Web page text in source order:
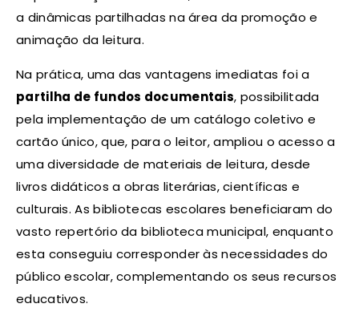
a dinâmicas partilhadas na área da promoção e
animação da leitura.
Na prática, uma das vantagens imediatas foi a
partilha de fundos documentais, possibilitada
pela implementação de um catálogo coletivo e
cartão único, que, para o leitor, ampliou o acesso a
uma diversidade de materiais de leitura, desde
livros didáticos a obras literárias, científicas e
culturais. As bibliotecas escolares beneficiaram do
vasto repertório da biblioteca municipal, enquanto
esta conseguiu corresponder às necessidades do
público escolar, complementando os seus recursos
educativos.